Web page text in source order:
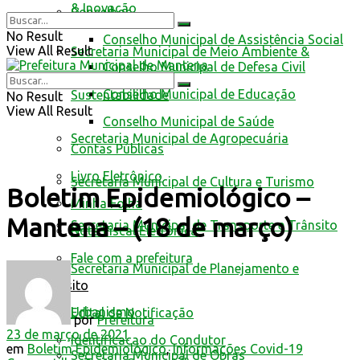
Conselhos
Conselho Municipal de Assistência Social
Conselho Municipal de Defesa Civil
Conselho Municipal de Educação
Conselho Municipal de Saúde
Contas Públicas
Livro Eletrônico
Minha Folha
Nota Fiscal Eletrônica
Fale com a prefeitura
Trânsito
Edital de Notificação
Identificacao do Condutor
& Inovação
Secretaria Municipal de Meio Ambiente &
Sustentabilidade
Secretaria Municipal de Agropecuária
Secretaria Municipal de Cultura e Turismo
Secretaria Municipal de Transporte e Trânsito
Secretaria Municipal de Planejamento e
Urbanismo
Secretaria Municipal de Obras
No Result
View All Result
No Result
View All Result
Boletim Epidemiológico –
Mantena – (18 de março)
por Prefeitura
23 de março de 2021
em Boletim Epidemiológico,Informações Covid-19